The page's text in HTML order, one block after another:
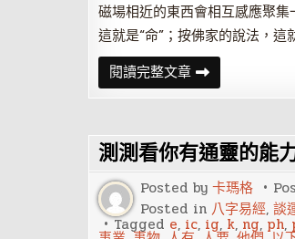
磁場相近的東西會相互感應聚
這就是“命”；按佛家的說法，這
閱讀完整文章為
何
命
師
多
是
佛
教
徒？
測測看你有通靈的能
Posted by 卡瑪格
Posted in 八字易經, 談
Tagged e, ic, ig, k, ng, ph,